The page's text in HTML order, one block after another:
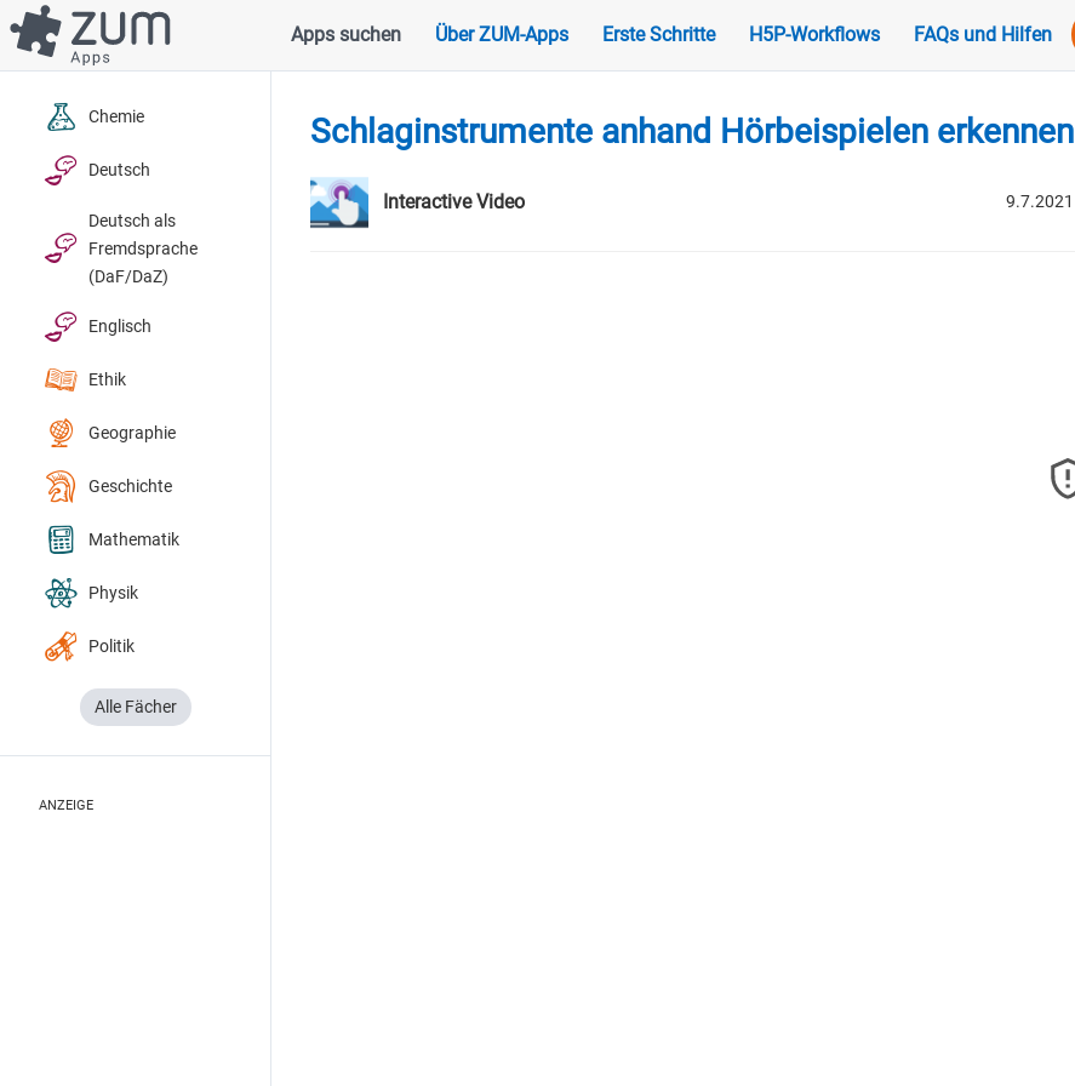
Direkt
zum
Inhalt
Hauptnavigation
Apps suchen Über ZUM-Apps Erste Schritte H5P-Workflows FAQs und Hilfen
Chemie
Deutsch
Deutsch als
Fremdsprache
(DaF/DaZ)
Englisch
Ethik
Geographie
Geschichte
Mathematik
Physik
Politik
Alle Fächer
ANZEIGE
Schlaginstrumente anhand Hörbeispielen erkennen
Interactive Video 9.7.2021